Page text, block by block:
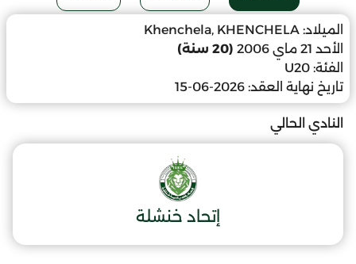
الميلاد: Khenchela, KHENCHELA
الأحد 21 ماي 2006
(20 سنة)
الفئة: U20
تاريخ نهاية العقد: 2026-06-15
النادي الحالي
إتحاد خنشلة